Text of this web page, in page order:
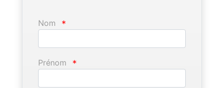
Nom *
Prénom *